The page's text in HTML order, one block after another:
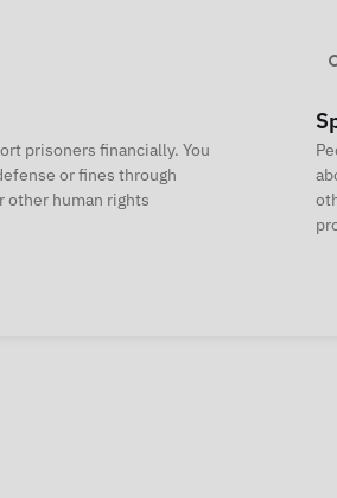
prisoners financially. You
or fines through
other human rights